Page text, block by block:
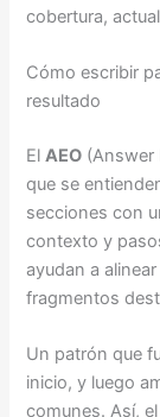
cobertura,
Cómo escribir
resultado
ElAEO (Answer
que se
secciones con
contexto y
ayudan a
fragmentos
Un patrón que
inicio, y luego
comunes. Así,